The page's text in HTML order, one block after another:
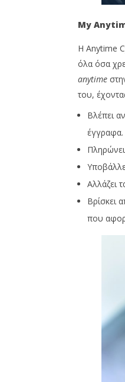
My
Η Anytime
όλα όσα
anytime
του,
Βλέπει
έγγραφα.
Αλλάζει
Βρίσκει
που